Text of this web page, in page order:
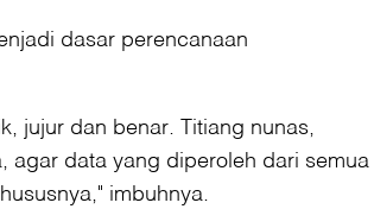
dasar perencanaan
jujur dan benar. Titiang nunas,
agar data yang diperoleh dari semua
imbuhnya.